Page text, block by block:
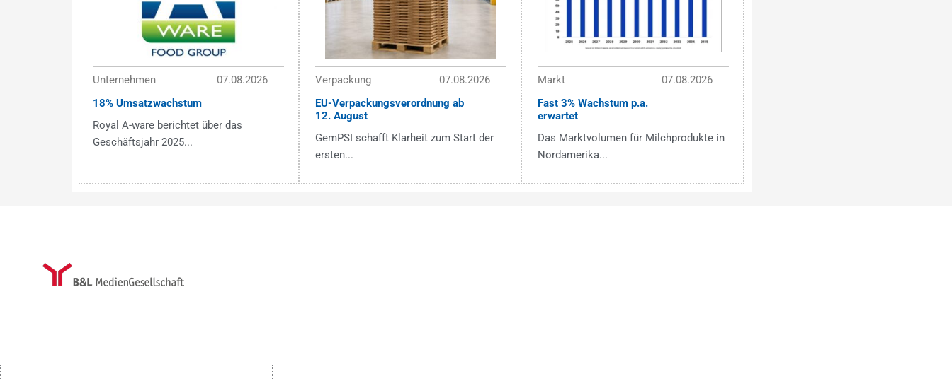
Unternehmen
07.08.2026
18% Umsatzwachstum
Royal A-ware berichtet über das
Geschäftsjahr 2025...
Verpackung
07.08.2026
EU-Verpackungsverordnung ab
12. August
GemPSI schafft Klarheit zum Start der
ersten...
Markt
07.08.2026
Fast 3% Wachstum p.a.
erwartet
Das Marktvolumen für Milchprodukte in
Nordamerika...